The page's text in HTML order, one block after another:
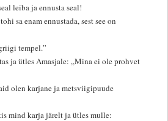
leiba ja ennusta seal!
sa enam ennustada, sest see on
tempel.”
ja ütles Amasjale: „Mina ei ole prohvet
olen karjane ja metsviigipuude
mind karja järelt ja ütles mulle: